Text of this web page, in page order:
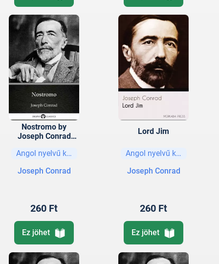
Nostromo by
Joseph Conrad
Angol nyelvű könyvek
Joseph Conrad
260 Ft
Ez jöhet
Lord Jim
Angol nyelvű könyvek
Joseph Conrad
260 Ft
Ez jöhet